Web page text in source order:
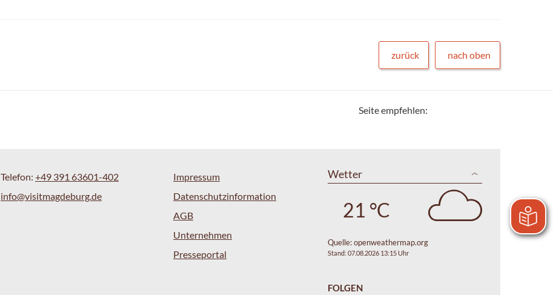
zurück nach oben
Seite empfehlen:
Telefon: +49 391 63601-402
info@visitmagdeburg.de
Impressum
Datenschutzinformation
AGB
Unternehmen
Presseportal
Wetter
21 °C
Quelle:openweathermap.org
Stand: 07.08.2026 13:15 Uhr
FOLGEN